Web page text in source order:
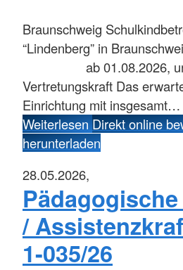
Braunschweig
“Lindenberg” in
ab 01.08.2026,
Vertretungskraft Das
Einrichtung mit insgesamt…
WeiterlesenDirekt online
herunterladen
28.05.2026,
/
1-035/26